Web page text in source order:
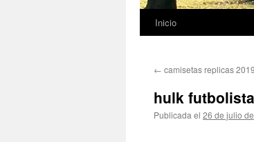
Saltar
contenido
Inicio
← camisetas replicas 2019
hulk
Publicada el 26 de julio